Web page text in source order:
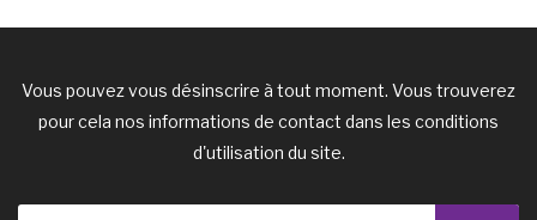
Vous pouvez vous désinscrire à tout moment. Vous trouverez
pour cela nos informations de contact dans les conditions
d'utilisation du site.